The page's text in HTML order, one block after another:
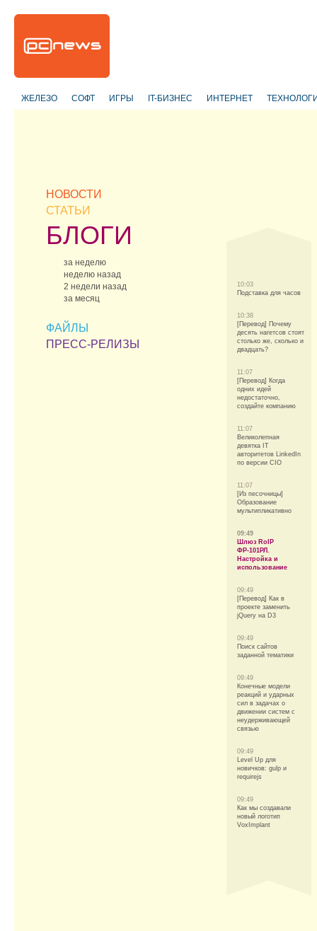
ЖЕЛЕЗО СОФТ ИГРЫ IT-БИЗНЕС ИНТЕРНЕТ
НОВОСТИ
СТАТЬИ
БЛОГИ
за неделю
неделю назад
2 недели назад
за месяц
ФАЙЛЫ
ПРЕСС-РЕЛИЗЫ
10:03
Подставка для часов
10:38
[Перевод] Почему
десять нагетсов стоят
столько же, сколько и
двадцать?
11:07
[Перевод] Когда
одних идей
недостаточно,
создайте компанию
11:07
Великолепная
девятка IT
авторитетов LinkedIn
по версии CIO
11:07
[Из песочницы]
Образование
мультипликативно
09:49
Шлюз RoIP
ФР-101РЛ.
Настройка и
использование
09:49
[Перевод] Как в
проекте заменить
jQuery на D3
09:49
Поиск сайтов
заданной тематики
09:49
Конечные модели
реакций и ударных
сил в задачах о
движении систем с
неудерживающей
связью
09:49
Level Up для
новичков: gulp и
requirejs
09:49
Как мы создавали
новый логотип
VoxImplant